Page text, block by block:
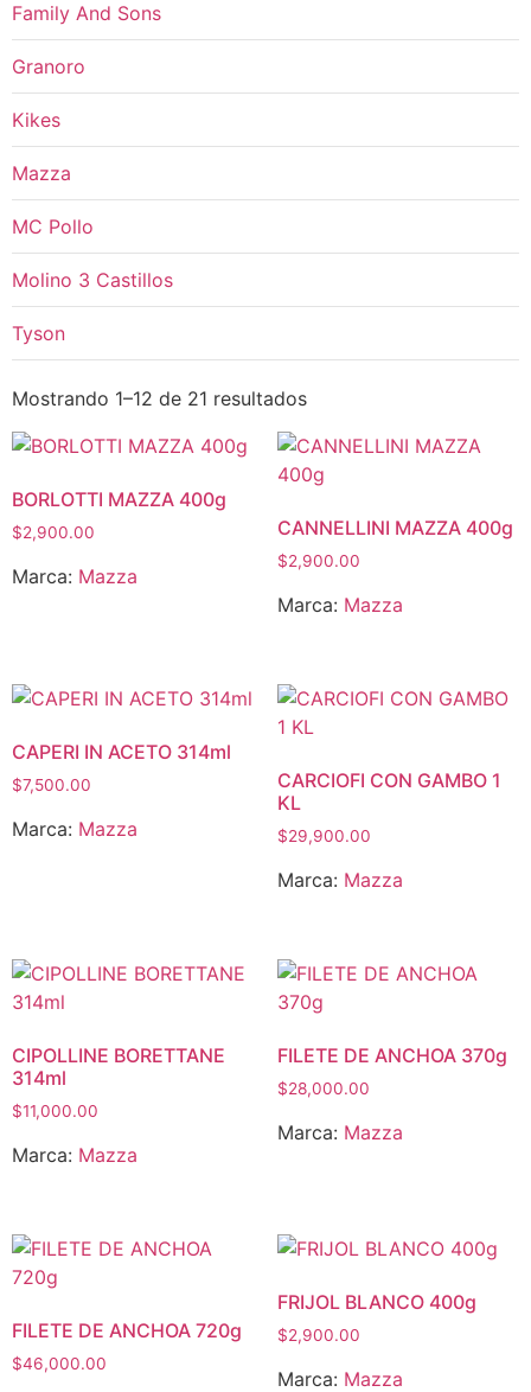
Family And Sons
Granoro
Kikes
Mazza
MC Pollo
Molino 3 Castillos
Tyson
Mostrando 1–12 de 21 resultados
BORLOTTI MAZZA 400g
$2,900.00
Marca: Mazza
CANNELLINI MAZZA 400g
$2,900.00
Marca: Mazza
CAPERI IN ACETO 314ml
$7,500.00
Marca: Mazza
CARCIOFI CON GAMBO 1
KL
$29,900.00
Marca: Mazza
CIPOLLINE BORETTANE
314ml
$11,000.00
Marca: Mazza
FILETE DE ANCHOA 370g
$28,000.00
Marca: Mazza
FILETE DE ANCHOA 720g
$46,000.00
FRIJOL BLANCO 400g
$2,900.00
Marca: Mazza